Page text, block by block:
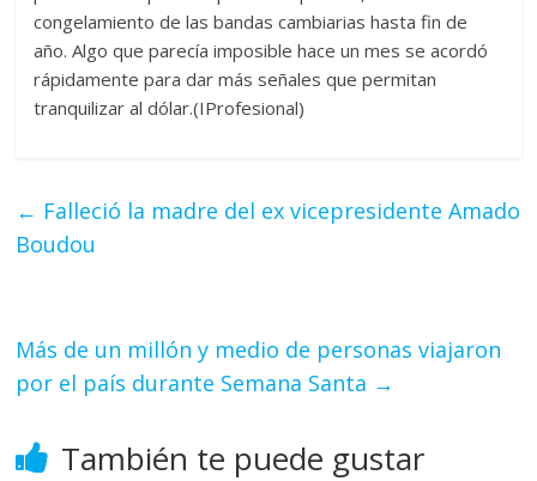
congelamiento de las bandas cambiarias hasta fin de
año. Algo que parecía imposible hace un mes se acordó
rápidamente para dar más señales que permitan
tranquilizar al dólar.(IProfesional)
← Falleció la madre del ex vicepresidente Amado
Boudou
Más de un millón y medio de personas viajaron
por el país durante Semana Santa →
También te puede gustar